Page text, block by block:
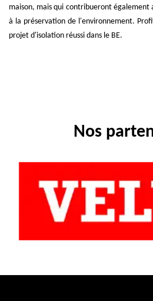
maison, mais qui contribueront
à la préservation de l'environnement.
projet d'isolation réussi dans le BE.
Nos